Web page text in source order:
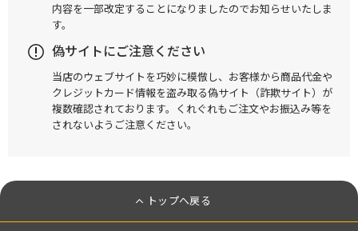
内容を一部改定することになりましたのでお知らせいたしま
す。
偽サイトにご注意ください
当店のウェブサイトを巧妙に模倣し、お客様から商品代金や
クレジットカード情報を盗み取る偽サイト（詐欺サイト）が
複数確認されております。くれぐれもご注文やお振込み等を
されないようご注意ください。
トップへ戻る